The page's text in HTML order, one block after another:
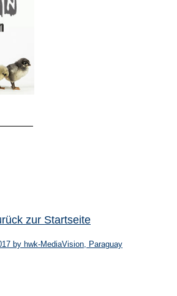
zur Startseite
by hwk-MediaVision, Paraguay